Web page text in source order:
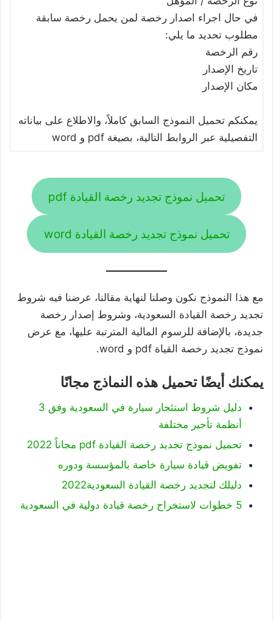
في حال اجراء اصدار رخصة لمن يحمل رخصة سابقة
مطلوب تحديد ما يلي:
رقم الرخصة
تاريخ الإصدار
مكان الإصدار
يمكنكم تحميل النموذج السابق كاملاً، والاطلاع على بياناته
التفصيلية عبر الروابط التالية، بصيغة pdf و word
تحميل نموذج تجديد رخصة القيادة pdf
تحميل نموذج تجديد رخصة القيادة word
مع هذا النموذج نكون وصلنا لنهاية مقالنا، عرضنا فيه شروط
تجديد رخصة القيادة السعودية، وشروط إصدار رخصة
جديدة، بالإضافة للرسوم المالية المترتبة عليها، مع عرض
نموذج تجديد رخصة القياة pdf و word.
يمكنك أيضًا تحميل هذه النماذج مجانًا
دليل شروط استئجار سيارة في السعودية وفق 3
أنظمة تأجير مختلفة
تحميل نموذج تجديد رخصة القيادة pdf مجاناً 2022
تفويض قيادة سيارة خاصة بالمؤسسة ودوره
دليلك لتجديد رخصة القيادة السعودية2022
5 خطوات لاستخراج رخصة قيادة دولية في السعودية